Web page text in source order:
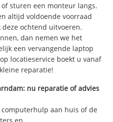
sturen een monteur langs.
altijd voldoende voorraad
ochtend uitvoeren.
dan nemen we het
een vervangende laptop
locatieservice boekt u vanaf
reparatie!
nu reparatie of advies
aan huis of de